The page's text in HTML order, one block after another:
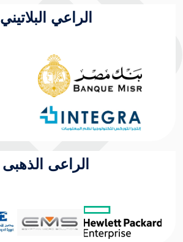
الراعي البلاتيني
الراعى الذهبى